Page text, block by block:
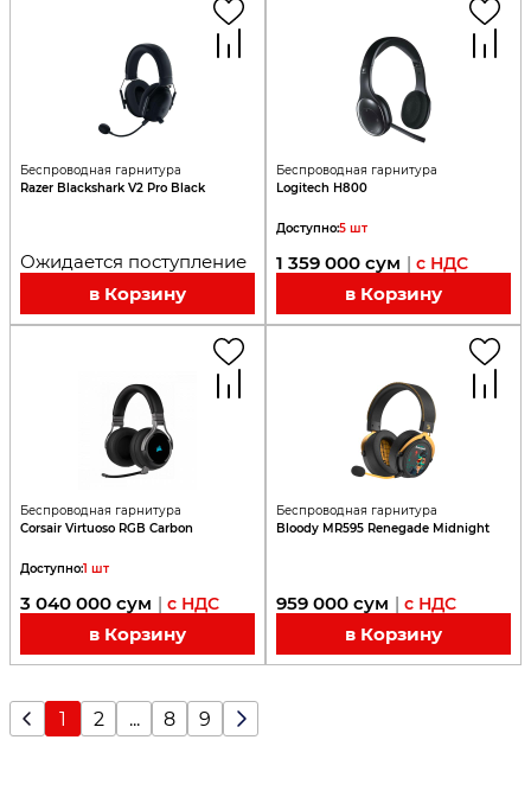
Беспроводная гарнитура
Razer Blackshark V2 Pro Black
Ожидается поступление
в Корзину
Беспроводная гарнитура
Logitech H800
Доступно:5 шт
1 359 000 сум | с НДС
в Корзину
Беспроводная гарнитура
Corsair Virtuoso RGB Carbon
Доступно:1 шт
3 040 000 сум | с НДС
в Корзину
Беспроводная гарнитура
Bloody MR595 Renegade Midnight
959 000 сум | с НДС
в Корзину
1 2 ... 8 9